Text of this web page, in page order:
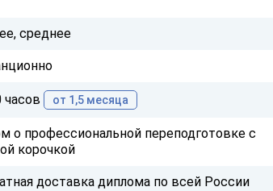
среднее
часов от 1,5 месяца
о профессиональной переподготовке с
корочкой
доставка диплома по всей России